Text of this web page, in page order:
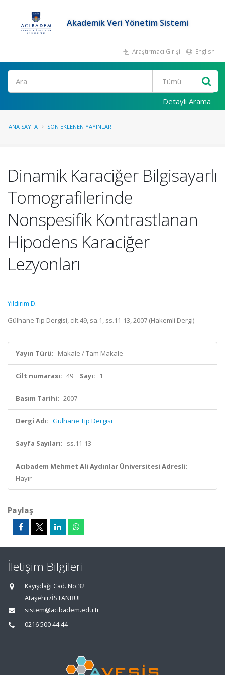
Akademik Veri Yönetim Sistemi
Araştırmacı Girişi English
Ara
Detaylı Arama
ANA SAYFA SON EKLENEN YAYINLAR
Dinamik Karaciğer Bilgisayarlı
Tomografilerinde
Nonspesifik Kontrastlanan
Hipodens Karaciğer
Lezyonları
Yıldırım D.
Gülhane Tıp Dergisi, cilt.49, sa.1, ss.11-13, 2007 (Hakemli Dergi)
Yayın Türü: Makale / Tam Makale
Cilt numarası: 49 Sayı: 1
Basım Tarihi: 2007
Dergi Adı: Gülhane Tıp Dergisi
Sayfa Sayıları: ss.11-13
Acıbadem Mehmet Ali Aydınlar Üniversitesi Adresli:
Hayır
Paylaş
İletişim Bilgileri
Kayışdağı Cad. No:32
Ataşehir/İSTANBUL
sistem@acibadem.edu.tr
0216 500 44 44